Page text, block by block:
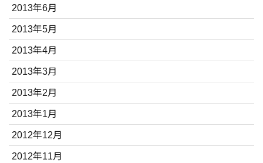
2013年6月
2013年5月
2013年4月
2013年3月
2013年2月
2013年1月
2012年12月
2012年11月